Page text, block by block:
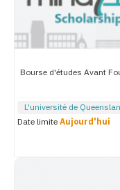
Bourse d'études Avant
L'université de
Date limiteAujourd'hui